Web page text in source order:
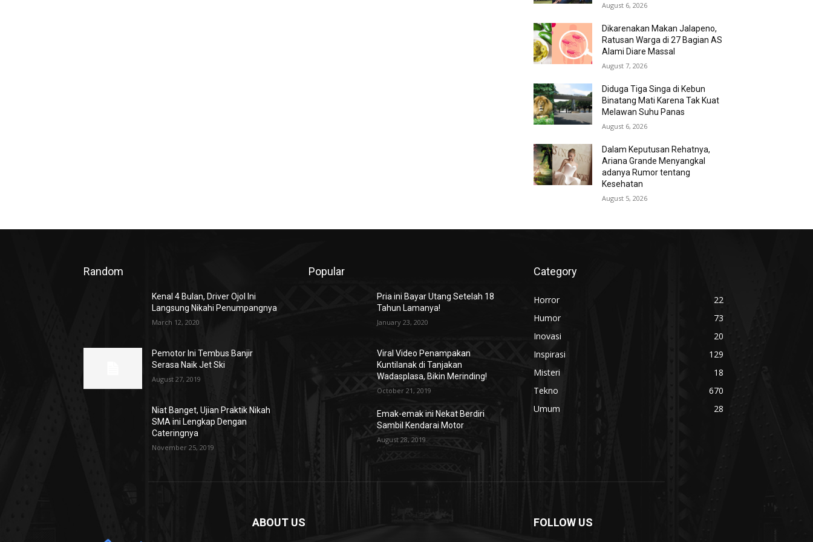
August 6, 2026
Dikarenakan Makan Jalapeno,
Ratusan Warga di 27 Bagian AS
Alami Diare Massal
August 7, 2026
Diduga Tiga Singa di Kebun
Binatang Mati Karena Tak Kuat
Melawan Suhu Panas
August 6, 2026
Dalam Keputusan Rehatnya,
Ariana Grande Menyangkal
adanya Rumor tentang
Kesehatan
August 5, 2026
Random
Kenal 4 Bulan, Driver Ojol Ini
Langsung Nikahi Penumpangnya
March 12, 2020
Pemotor Ini Tembus Banjir
Serasa Naik Jet Ski
August 27, 2019
Niat Banget, Ujian Praktik Nikah
SMA ini Lengkap Dengan
Cateringnya
November 25, 2019
Popular
Pria ini Bayar Utang Setelah 18
Tahun Lamanya!
January 23, 2020
Viral Video Penampakan
Kuntilanak di Tanjakan
Wadasplasa, Bikin Merinding!
October 21, 2019
Emak-emak ini Nekat Berdiri
Sambil Kendarai Motor
August 28, 2019
Category
Horror
22
Humor
73
Inovasi
20
Inspirasi
129
Misteri
18
Tekno
670
Umum
28
ABOUT US FOLLOW US